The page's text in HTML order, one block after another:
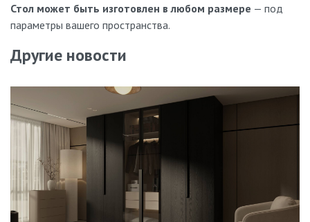
Стол может быть изготовлен в любом размере — под
параметры вашего пространства.
Другие новости